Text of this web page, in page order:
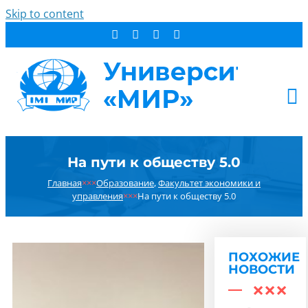
Skip to content
ДОПОБРАЗОВАНИЕ
На пути к обществу 5.0
Главная×××Образование,Факультет экономики и
управления×××На пути к обществу 5.0
ПОХОЖИЕ
НОВОСТИ